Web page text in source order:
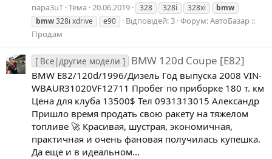
napa3uT Тема 20.06.2019 328 328i 328xi
bmw
bmw328i xdrive e90 Відповідей: 3 Форум:АвтоБазар ::
Продам
[ Все|другие модели ] BMW 120d Coupe [E82]
BMW E82/120d/1996/Дизель Год выпуска 2008 VIN-
WBAUR31020VF12711 Пробег по приборке 180 т. км
Цена для клуба 13500$ Тел 0931313015 Александр
Пришло время продать свою ракету на тяжелом
топливе 🚀 Красивая, шустрая, экономичная,
практичная и очень фановая получилась купешка.
Да еще и в идеальном...